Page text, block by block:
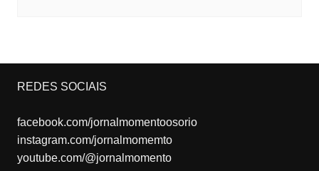
REDES SOCIAIS
facebook.com/jornalmomentoosorio
instagram.com/jornalmomemto
youtube.com/@jornalmomento